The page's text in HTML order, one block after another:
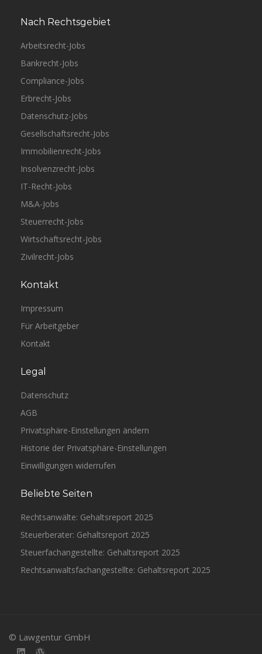
Nach Rechtsgebiet
Arbeitsrecht-Jobs
Bankrecht-Jobs
Compliance-Jobs
Erbrecht-Jobs
Datenschutz-Jobs
Gesellschaftsrecht-Jobs
Immobilienrecht-Jobs
Insolvenzrecht-Jobs
IT-Recht-Jobs
M&A-Jobs
Steuerrecht-Jobs
Wirtschaftsrecht-Jobs
Zivilrecht-Jobs
Kontakt
Impressum
Für Arbeitgeber
Kontakt
Legal
Datenschutz
AGB
Privatsphäre-Einstellungen ändern
Historie der Privatsphäre-Einstellungen
Einwilligungen widerrufen
Beliebte Seiten
Rechtsanwälte: Gehaltsreport 2025
Steuerberater: Gehaltsreport 2025
Steuerfachangestellte: Gehaltsreport 2025
Rechtsanwaltsfachangestellte: Gehaltsreport 2025
© Lawgentur GmbH